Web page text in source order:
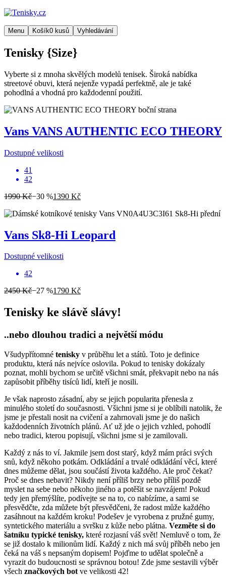
Menu Košík0 kusů Vyhledávání
Tenisky {Size}
Vyberte si z mnoha skvělých modelů tenisek. Široká nabídka
streetové obuvi, která nejenže vypadá perfektně, ale je také
pohodlná a vhodná pro každodenní použití.
Vans VANS AUTHENTIC ECO THEORY
Dostupné velikosti
41
42
1990 Kč−30 %1390 Kč
Vans Sk8-Hi Leopard
Dostupné velikosti
42
2450 Kč−27 %1790 Kč
Tenisky ke slávě slávy!
..nebo dlouhou tradici a největší módu
Všudypřítomné tenisky v průběhu let a států. Toto je definice
produktu, která nás nejvíce oslovila. Pokud to tenisky dokázaly
poznat, mohli bychom se určitě všichni smát, překvapit nebo na nás
zapůsobit příběhy tisíců lidí, kteří je nosili.
Je však naprosto zásadní, aby se jejich popularita přenesla z
minulého století do současnosti. Všichni jsme si je oblíbili natolik, že
jsme je přestali nosit na cvičení a zahrnovali jsme je do našich
každodenních životních plánů. Ať už jde o jejich vzhled, pohodlí
nebo tradici, kterou popisují, všichni jsme si je zamilovali.
Každý z nás to ví. Jakmile jsem dost starý, když mám práci svých
snů, když někoho potkám. Odkládání a trvalé odkládání věcí, které
dnes můžeme dělat, jsou součástí života každého. Ale proč čekat?
Proč se dnes nebavit? Nikdy není příliš brzy nebo příliš pozdě
myslet na sebe nebo někoho jiného a potěšit se navzájem! Pokud
tedy jen přemýšlíte, podívejte se na to, co nabízíme, a sami se
přesvědčte, zda můžete být přesvědčeni, že radost může každého
zasáhnout na každém kroku! Podešev je vyrobena z pružné gumy,
syntetického materiálu a svršku z kůže nebo plátna. Vezměte si do
šatníku typické tenisky, které rozjasní váš svět! Nemluvě o tom, že
se již dostalo k milionům lidí. Každý z nich má svůj příběh nebo jen
čeká na váš s nepsaným dopisem! Pojďme to udělat společně a
vyrazit do budoucnosti se správnou botou! Zde jsme sestavili výběr
všech značkových bot ve velikosti 42!